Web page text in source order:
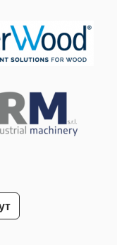
предметів, як-от
чи рулони.
дрібних
труб, килимів
ефективний
час
доставки.
Модель:
190–250 мм
приблизно 400